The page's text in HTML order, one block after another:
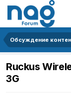
Обсуждение
Ruckus
3G